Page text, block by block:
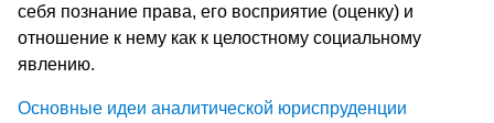
себя познание права, его восприятие (оценку) и
отношение к нему как к целостному социальному
явлению.
Основные идеи аналитической юриспруденции